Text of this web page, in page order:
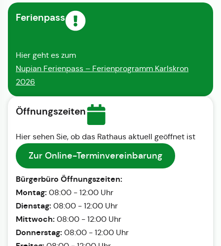
Ferienpass
Hier geht es zum
Nupian Ferienpass – Ferienprogramm Karlskron
2026
Öffnungszeiten
Hier sehen Sie, ob das Rathaus aktuell geöffnet ist
Zur Online-Terminvereinbarung
Bürgerbüro Öffnungszeiten:
Montag: 08:00 - 12:00 Uhr
Dienstag: 08:00 - 12:00 Uhr
Mittwoch: 08:00 - 12:00 Uhr
Donnerstag: 08:00 - 12:00 Uhr